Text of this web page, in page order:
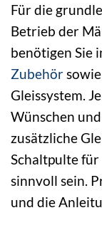
Für die
Betrieb der
benötigen Sie
Zubehör
Gleissystem.
Wünschen
zusätzliche
Schaltpulte
sinnvoll sein.
und die